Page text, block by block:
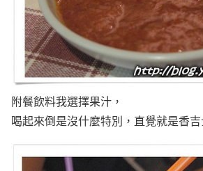
附餐飲料我選擇果汁，
喝起來倒是沒什麼特別，直覺就是香